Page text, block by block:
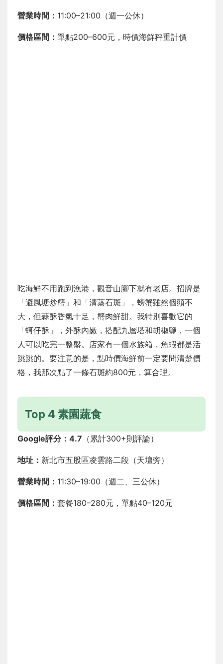
營業時間： 11:00–21:00（週一公休）
價格區間： 單點200–600元，時價海鮮秤重計價
吃海鮮不用跑到漁港，觀音山腳下就有老店。招牌是
「避風塘炒蟹」和「清蒸石斑」，螃蟹雖然個頭不
大，但蒜酥香氣十足，蟹肉鮮甜。我特別喜歡它的
「蚵仔酥」，外酥內嫩，搭配九層塔和胡椒鹽，一個
人可以吃完一整盤。店家有一個水族箱，魚蝦都是活
跳跳的。要注意的是，點時價海鮮前一定要問清楚價
格，我那次點了一條石斑約800元，算合理。
Top 4 素園蔬食
Google評分：4.7 （累計300+則評論）
地址： 新北市五股區凌雲路二段（天壇旁）
營業時間： 11:30–19:00（週二、三公休）
價格區間： 套餐180–280元，單點40–120元